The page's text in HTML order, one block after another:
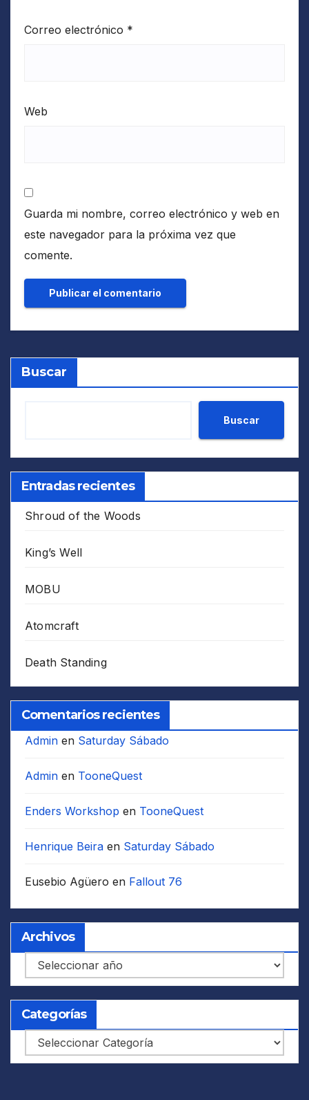
Correo electrónico *
Web
Guarda mi nombre, correo electrónico y web en
este navegador para la próxima vez que
comente.
Buscar
Buscar
Entradas recientes
Shroud of the Woods
King’s Well
MOBU
Atomcraft
Death Standing
Comentarios recientes
Admin en Saturday Sábado
Admin en TooneQuest
Enders Workshop en TooneQuest
Henrique Beira en Saturday Sábado
Eusebio Agüero en Fallout 76
Archivos
Archivos
Categorías
Categorías